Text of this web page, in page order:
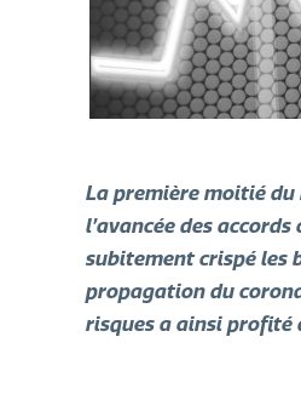
La première moitié du
l’avancée des
subitement crispé les
propagation du
risques a ainsi profité